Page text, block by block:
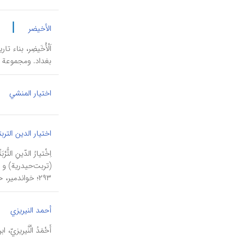
الأخیضر |
بغداد. ومجموعة
اختیار المنشي
اختیار الدین
۲۹۳؛ خواندمیر، حبیب‌السیر، ۴/ ۳۵۵).
أحمد النیریزي
أَحْمَدُ الْنَّیریزيّ، ابن شمس‌الدین